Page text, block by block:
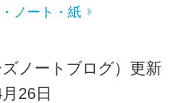
ノート・紙
ノートブログ）更新
26日